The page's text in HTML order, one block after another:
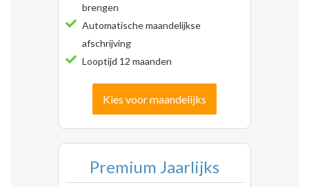
brengen
Automatische maandelijkse
afschrijving
Looptijd 12 maanden
Kies voor maandelijks
Premium Jaarlijks